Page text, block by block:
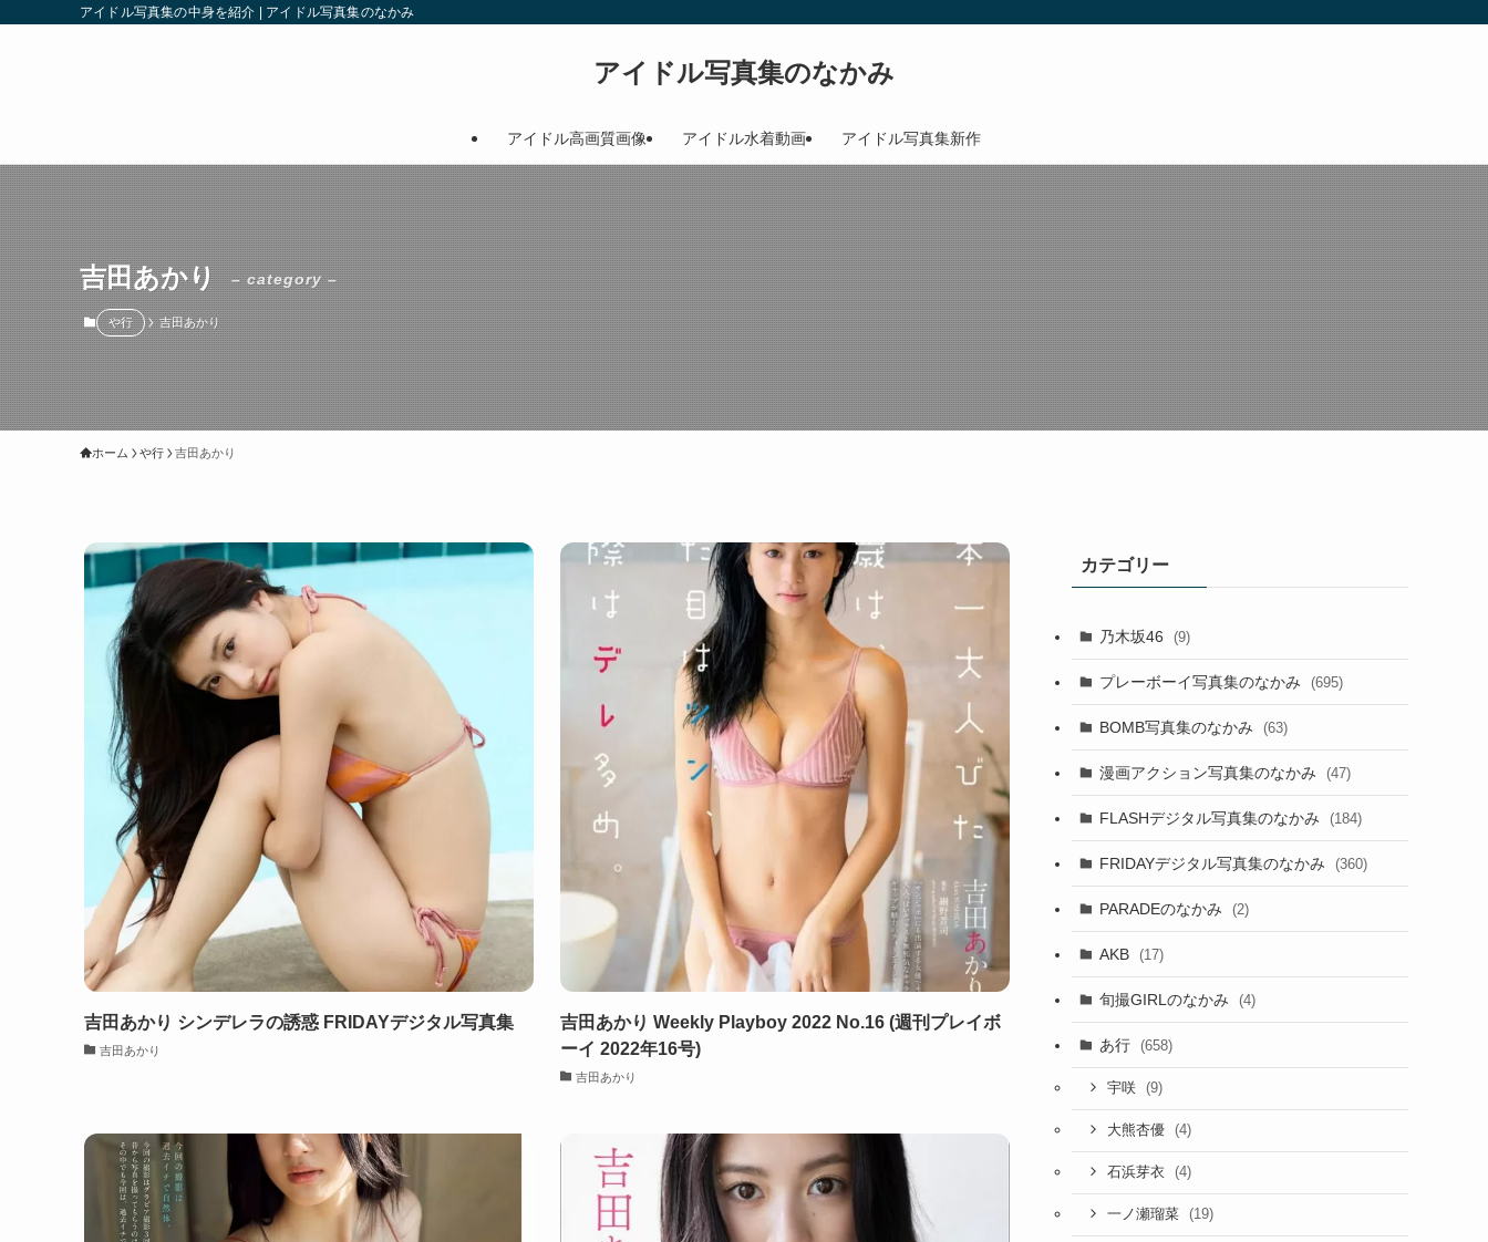
アイドル写真集の中身を紹介 | アイドル写真集のなかみ
アイドル写真集のなかみ
アイドル高画質画像 アイドル水着動画 アイドル写真集新作
吉田あかり – category –
や行 吉田あかり
ホーム や行 吉田あかり
吉田あかり シンデレラの誘惑 FRIDAYデジタル写真集
吉田あかり
吉田あかり Weekly Playboy 2022 No.16 (週刊プレイボ
ーイ 2022年16号)
吉田あかり
カテゴリー
乃木坂46 (9)
プレーボーイ写真集のなかみ (695)
BOMB写真集のなかみ (63)
漫画アクション写真集のなかみ (47)
FLASHデジタル写真集のなかみ (184)
FRIDAYデジタル写真集のなかみ (360)
PARADEのなかみ (2)
AKB (17)
旬撮GIRLのなかみ (4)
あ行 (658)
宇咲 (9)
大熊杏優 (4)
石浜芽衣 (4)
一ノ瀬瑠菜 (19)